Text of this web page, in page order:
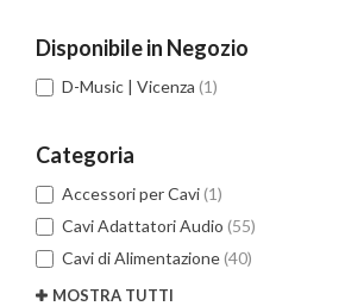
Disponibile in Negozio
D-Music | Vicenza (1)
Categoria
Accessori per Cavi(1)
Cavi Adattatori Audio (55)
Cavi di Alimentazione(40)
MOSTRA TUTTI